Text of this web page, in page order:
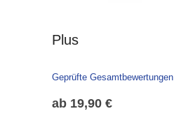
Plus
Geprüfte Gesamtbewertungen
ab 19,90 €